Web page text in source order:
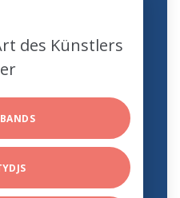
des Künstlers